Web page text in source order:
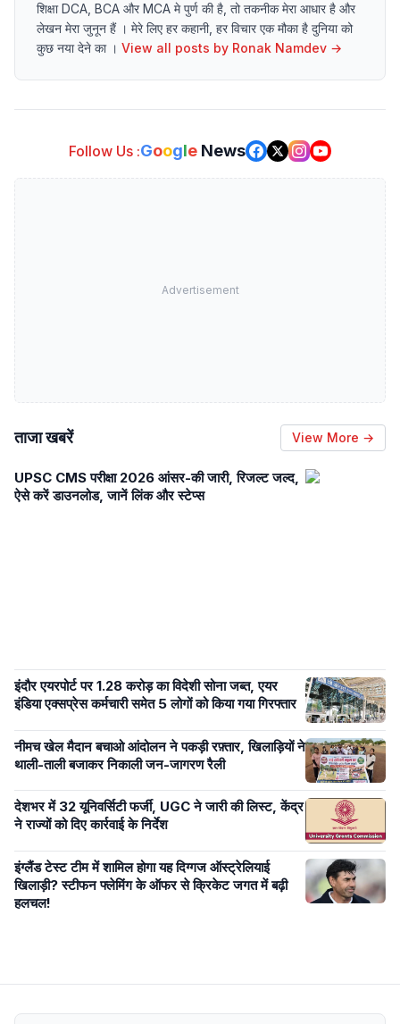
शिक्षा DCA, BCA और MCA मे पुर्ण की है, तो तकनीक मेरा आधार है और
लेखन मेरा जुनून हैं । मेरे लिए हर कहानी, हर विचार एक मौका है दुनिया को
कुछ नया देने का । View all posts by Ronak Namdev →
Follow Us :Google News
Advertisement
ताजा खबरें View More →
UPSC CMS परीक्षा 2026 आंसर-की जारी, रिजल्ट जल्द,
ऐसे करें डाउनलोड, जानें लिंक और स्टेप्स
इंदौर एयरपोर्ट पर 1.28 करोड़ का विदेशी सोना जब्त, एयर
इंडिया एक्सप्रेस कर्मचारी समेत 5 लोगों को किया गया गिरफ्तार
नीमच खेल मैदान बचाओ आंदोलन ने पकड़ी रफ़्तार, खिलाड़ियों ने
थाली-ताली बजाकर निकाली जन-जागरण रैली
देशभर में 32 यूनिवर्सिटी फर्जी, UGC ने जारी की लिस्ट, केंद्र
ने राज्यों को दिए कार्रवाई के निर्देश
इंग्लैंड टेस्ट टीम में शामिल होगा यह दिग्गज ऑस्ट्रेलियाई
खिलाड़ी? स्टीफन फ्लेमिंग के ऑफर से क्रिकेट जगत में बढ़ी
हलचल!